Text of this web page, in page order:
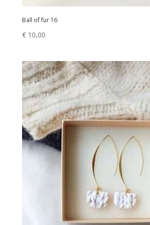
Ball of fur 16
€10,00